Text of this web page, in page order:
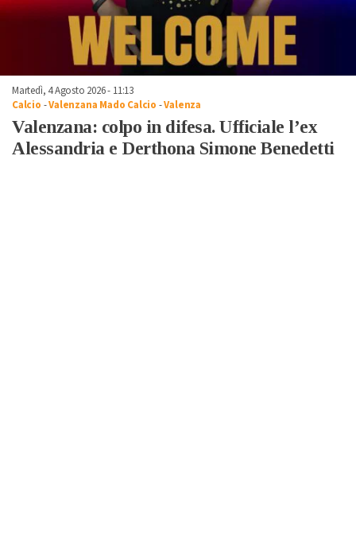
Martedì, 4 Agosto 2026 - 11:13
Calcio -Valenzana Mado Calcio -Valenza
Valenzana: colpo in difesa. Ufficiale l’ex
Alessandria e Derthona Simone Benedetti